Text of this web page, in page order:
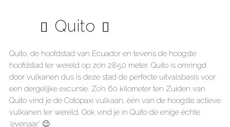
Quito
Quito, de hoofdstad van Ecuador en tevens de hoogste
hoofdstad ter wereld op zo’n 2850 meter. Quito is omringd
door vulkanen dus is deze stad de perfecte uitvalsbasis voor
een dergelijke excursie. Zo’n 60 kilometer ten Zuiden van
Quito vind je de Cotopaxi vulkaan, één van de hoogste actieve
vulkanen ter wereld. Ook vind je in Quito de enige échte
‘evenaar’ 😉